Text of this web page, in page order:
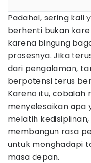
Padahal, sering kali
berhenti bukan
karena bingung
prosesnya. Jika
dari pengalaman,
berpotensi terus
Karena itu, cobalah
menyelesaikan apa
melatih
membangun rasa
untuk menghadapi
masa depan.